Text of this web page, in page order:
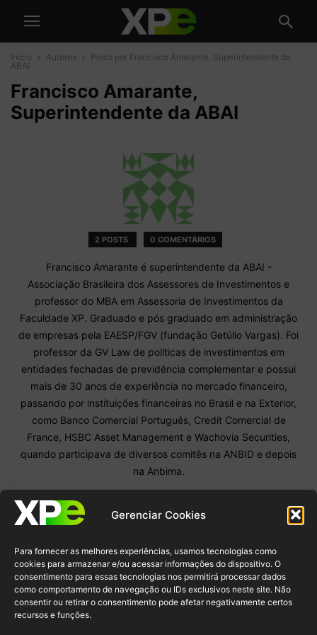
Gerenciar Cookies
Para fornecer as melhores experiências, usamos tecnologias como
cookies para armazenar e/ou acessar informações do dispositivo. O
consentimento para essas tecnologias nos permitirá processar dados
como comportamento de navegação ou IDs exclusivos neste site. Não
consentir ou retirar o consentimento pode afetar negativamente certos
recursos e funções.
Início Autores
Posts por Francisco Amarante, Superintendente da
ABAI
Francisco Amarante,
Superintendente da ABAI
2 POSTS 0 COMENTÁRIOS
Francisco Amarante é superintendente da ABAI -
Associação Brasileira dos Assessores de Investimentos e
professor do MBA em Assessoria de Investimentos da
Faculdade XP. Graduado e pós graduado em administração
de empresas pela EAESP/FGV (fundação Getúlio Vargas). Foi
professor da GV Law de políticas de investimentos em
entidades fechadas de previdência complementar e possui
mais de 30 anos de experiência no mercado financeiro,
passando por instituições financeiras no Brasil e na Exterior,
como Banco Comercial Português, Credit Comercial de
France, HSBC Asset Management e Wachovia Securities,
quando participava de diversos comitês na ANBID e depois
na Anbima.
precisa...
Francisco Amarante, Superintendente da
ABAI - 28/10/2022